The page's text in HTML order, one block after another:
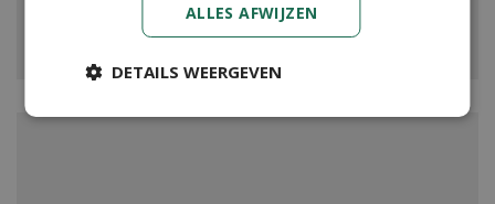
ALLES AFWIJZEN
DETAILS WEERGEVEN